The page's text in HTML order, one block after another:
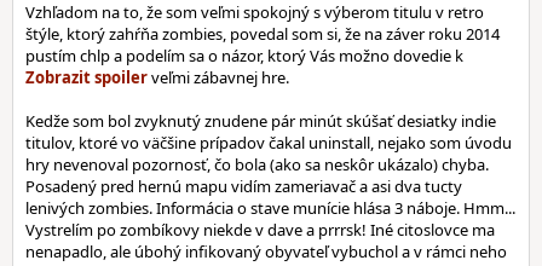
Vzhľadom na to, že som veľmi spokojný s výberom titulu v retro
štýle, ktorý zahŕňa zombies, povedal som si, že na záver roku 2014
pustím chlp a podelím sa o názor, ktorý Vás možno dovedie k
veľmi zábavnej hre.
Kedže som bol zvyknutý znudene pár minút skúšať desiatky indie
titulov, ktoré vo väčšine prípadov čakal uninstall, nejako som úvodu
hry nevenoval pozornosť, čo bola (ako sa neskôr ukázalo) chyba.
Posadený pred hernú mapu vidím zameriavač a asi dva tucty
lenivých zombies. Informácia o stave munície hlása 3 náboje. Hmm...
Vystrelím po zombíkovy niekde v dave a prrrsk! Iné citoslovce ma
nenapadlo, ale úbohý infikovaný obyvateľ vybuchol a v rámci neho